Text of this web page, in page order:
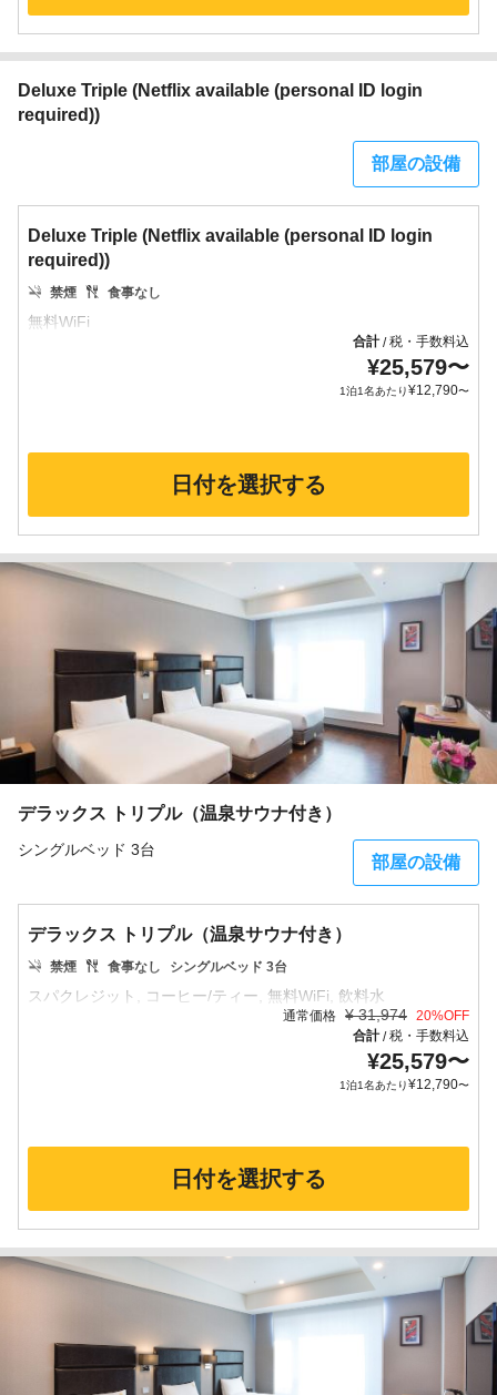
Deluxe Triple (Netflix available (personal ID login
required))
部屋の設備
Deluxe Triple (Netflix available (personal ID login
required))
禁煙 食事なし
合計/税・手数料込
¥25,579〜
1泊1名あたり¥12,790〜
日付を選択する
デラックス トリプル（温泉サウナ付き）
シングルベッド 3台
部屋の設備
デラックス トリプル（温泉サウナ付き）
禁煙 食事なし シングルベッド 3台
通常価格 ¥ 31,974 20%OFF
合計/税・手数料込
¥25,579〜
1泊1名あたり¥12,790〜
日付を選択する